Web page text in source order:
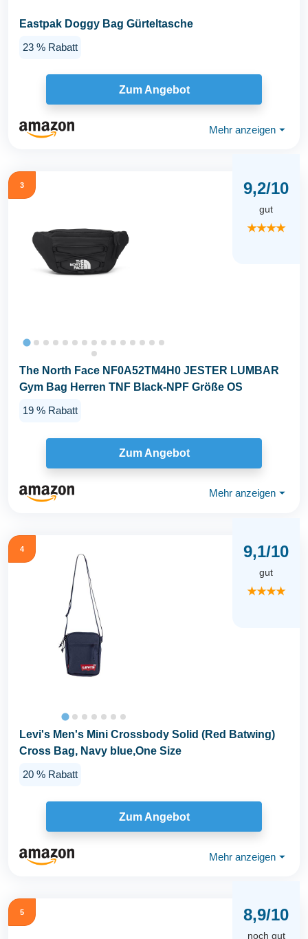
Eastpak Doggy Bag Gürteltasche
23 % Rabatt
Zum Angebot
Mehr anzeigen ⏷
3 9,2/10
gut
★★★★
The North Face NF0A52TM4H0 JESTER LUMBAR
Gym Bag Herren TNF Black-NPF Größe OS
19 % Rabatt
Zum Angebot
Mehr anzeigen ⏷
4 9,1/10
gut
★★★★
Levi's Men's Mini Crossbody Solid (Red Batwing)
Cross Bag, Navy blue,One Size
20 % Rabatt
Zum Angebot
Mehr anzeigen ⏷
5 8,9/10
noch gut